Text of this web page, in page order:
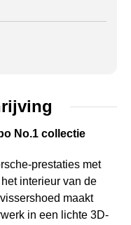
No.1 collectie
prestaties met
interieur van de
maakt
in een lichte 3D-